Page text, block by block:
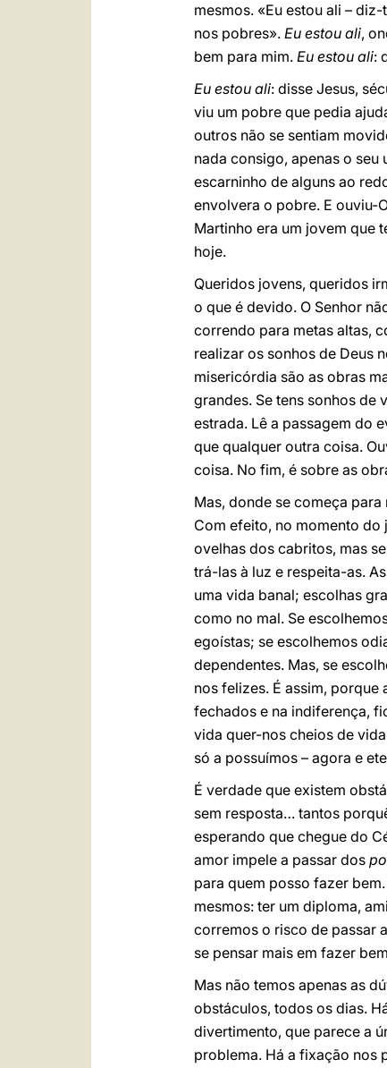
mesmos. «Eu estou ali –
nos pobres». Eu estou ali,
bem para mim. Eu estou ali:
Eu estou ali: disse Jesus,
viu um pobre que pedia
outros não se sentiam
nada consigo, apenas o
escarninho de alguns ao
envolvera o pobre. E ouviu-
Martinho era um jovem que
hoje.
Queridos jovens, queridos
o que é devido. O Senhor
correndo para metas altas,
realizar os sonhos de Deus
misericórdia são as obras
grandes. Se tens sonhos de
estrada. Lê a passagem do
que qualquer outra coisa.
coisa. No fim, é sobre as
Mas, donde se começa
Com efeito, no momento do
ovelhas dos cabritos, mas
trá-las à luz e respeita-as.
uma vida banal; escolhas
como no mal. Se
egoístas; se escolhemos
dependentes. Mas, se
nos felizes. É assim,
fechados e na indiferença,
vida quer-nos cheios de
só a possuímos – agora e
É verdade que existem
sem resposta… tantos
esperando que chegue do
amor impele a passar dos
para quem posso fazer
mesmos: ter um diploma,
corremos o risco de passar
se pensar mais em fazer
Mas não temos apenas as
obstáculos, todos os dias.
divertimento, que parece a
problema. Há a fixação nos